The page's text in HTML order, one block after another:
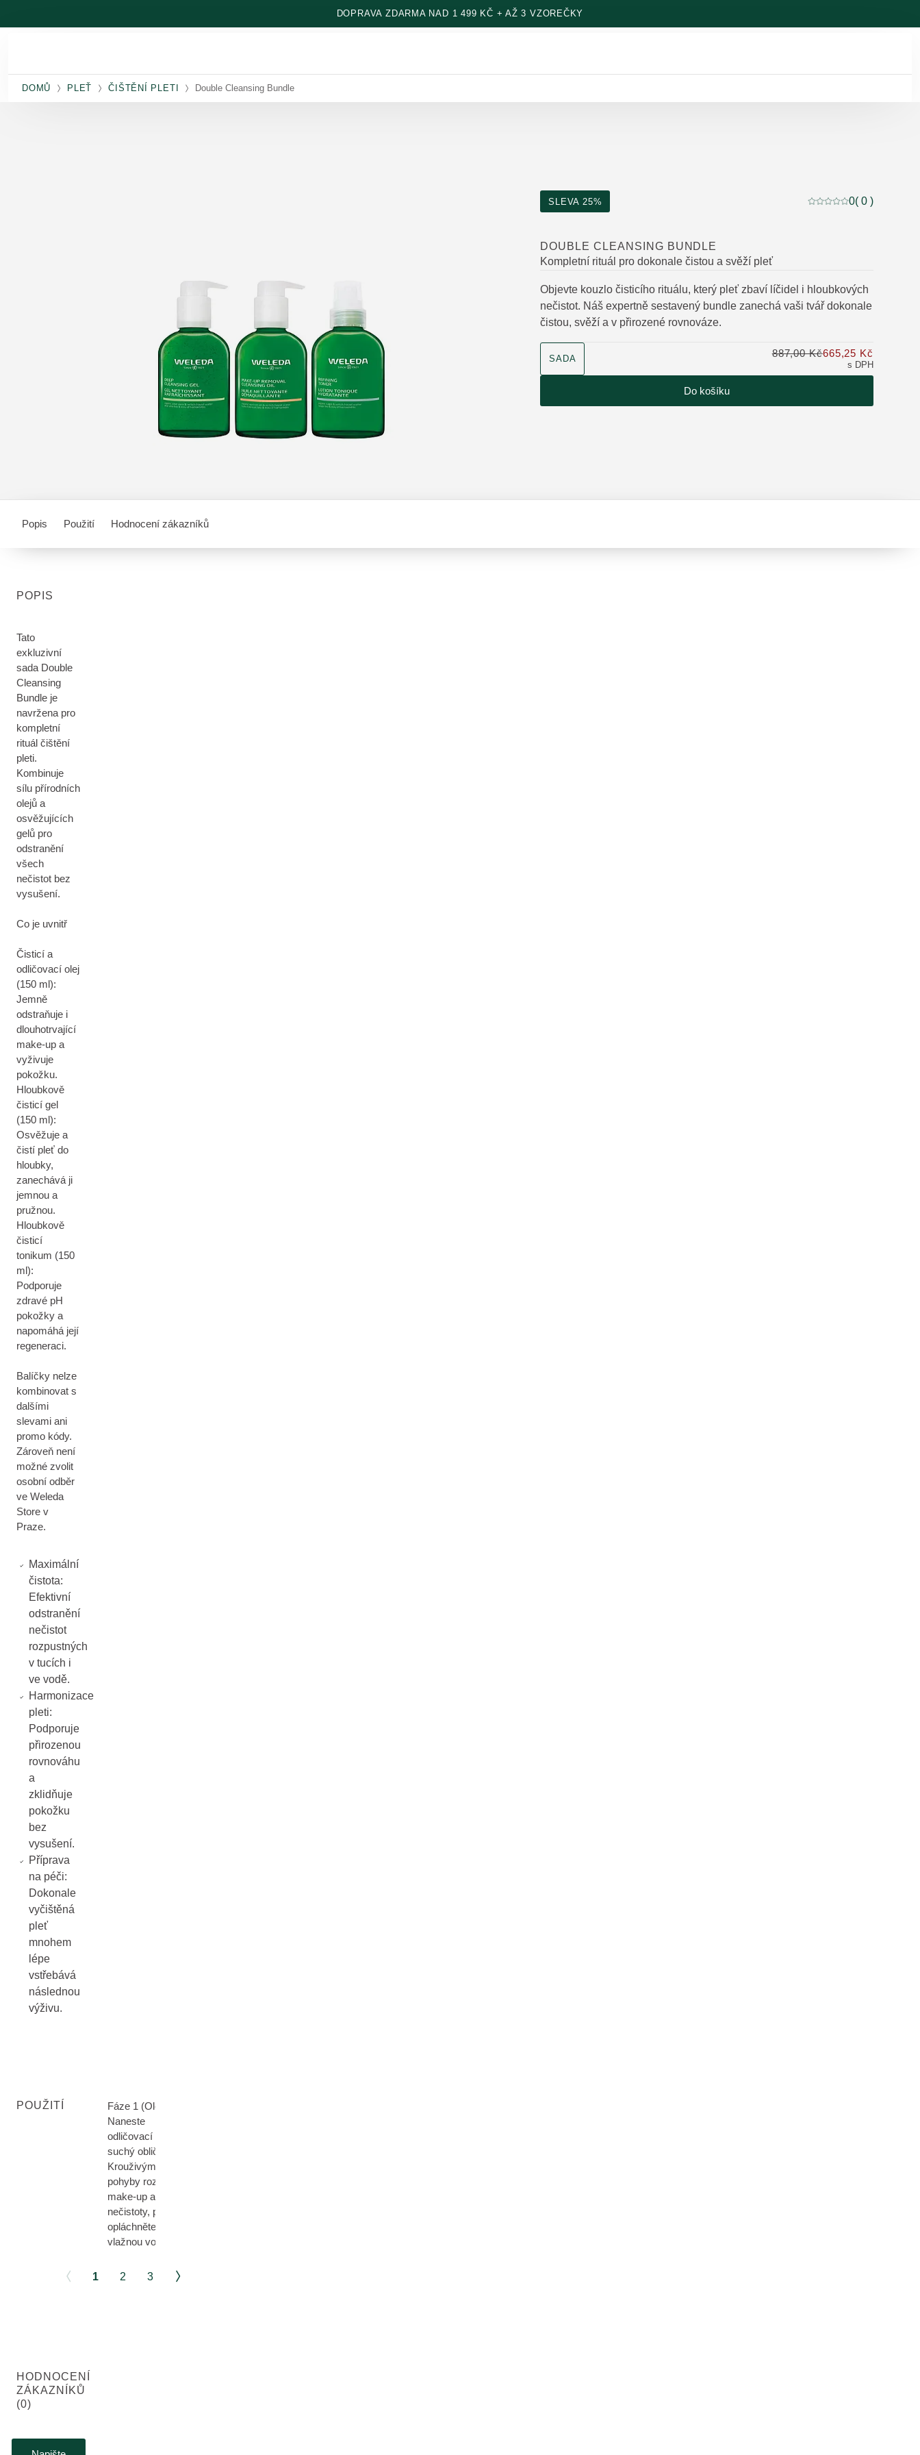
DOPRAVA ZDARMA NAD 1 499 KČ + AŽ 3 VZOREČKY
DOMŮ PLEŤ ČIŠTĚNÍ PLETI Double Cleansing Bundle
SLEVA 25%
Aktuální hodnocení: 0
0( 0 )
DOUBLE CLEANSING BUNDLE
Kompletní rituál pro dokonale čistou a svěží pleť
Objevte kouzlo čisticího rituálu, který pleť zbaví líčidel i hloubkových
nečistot. Náš expertně sestavený bundle zanechá vaši tvář dokonale
čistou, svěží a v přirozené rovnováze.
SADA
s DPH
887,00 Kč665,25 KčPouze
Do košíku
Popis Použití Hodnocení zákazníků
POPIS
Tato
exkluzivní
sada Double
Cleansing
Bundle je
navržena pro
kompletní
rituál čištění
pleti.
Kombinuje
sílu přírodních
olejů a
osvěžujících
gelů pro
odstranění
všech
nečistot bez
vysušení.
Co je uvnitř
Čisticí a
odličovací olej
(150 ml):
Jemně
odstraňuje i
dlouhotrvající
make-up a
vyživuje
pokožku.
Hloubkově
čisticí gel
(150 ml):
Osvěžuje a
čistí pleť do
hloubky,
zanechává ji
jemnou a
pružnou.
Hloubkově
čisticí
tonikum (150
ml):
Podporuje
zdravé pH
pokožky a
napomáhá její
regeneraci.
Balíčky nelze
kombinovat s
dalšími
slevami ani
promo kódy.
Zároveň není
možné zvolit
osobní odběr
ve Weleda
Store v
Praze.
Maximální
čistota:
Efektivní
odstranění
nečistot
rozpustných
v tucích i
ve vodě.
Harmonizace
pleti:
Podporuje
přirozenou
rovnováhu
a
zklidňuje
pokožku
bez
vysušení.
Příprava
na péči:
Dokonale
vyčištěná
pleť
mnohem
lépe
vstřebává
následnou
výživu.
POUŽITÍ
Fáze 1 (Olej):
Naneste
odličovací olej na
suchý obličej.
Krouživými
pohyby rozpusťte
make-up a
nečistoty, poté
opláchněte
vlažnou vodou.
1 2 3
HODNOCENÍ
ZÁKAZNÍKŮ
(0)